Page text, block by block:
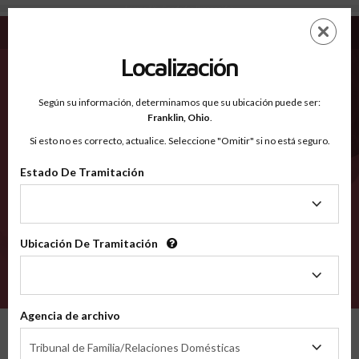
Lavaca TX - Condados Reconocidos
EN
Condados Reconocidos
2600
Localización
Según su información, determinamos que su ubicación puede ser:
Franklin, Ohio.
Si esto no es correcto, actualice. Seleccione "Omitir" si no está seguro.
Estado De Tramitación
Tramitación
Ubicación De Tramitación
Tramitación
Agencia de archivo
Tribunal de Familia/Relaciones Domésticas
de